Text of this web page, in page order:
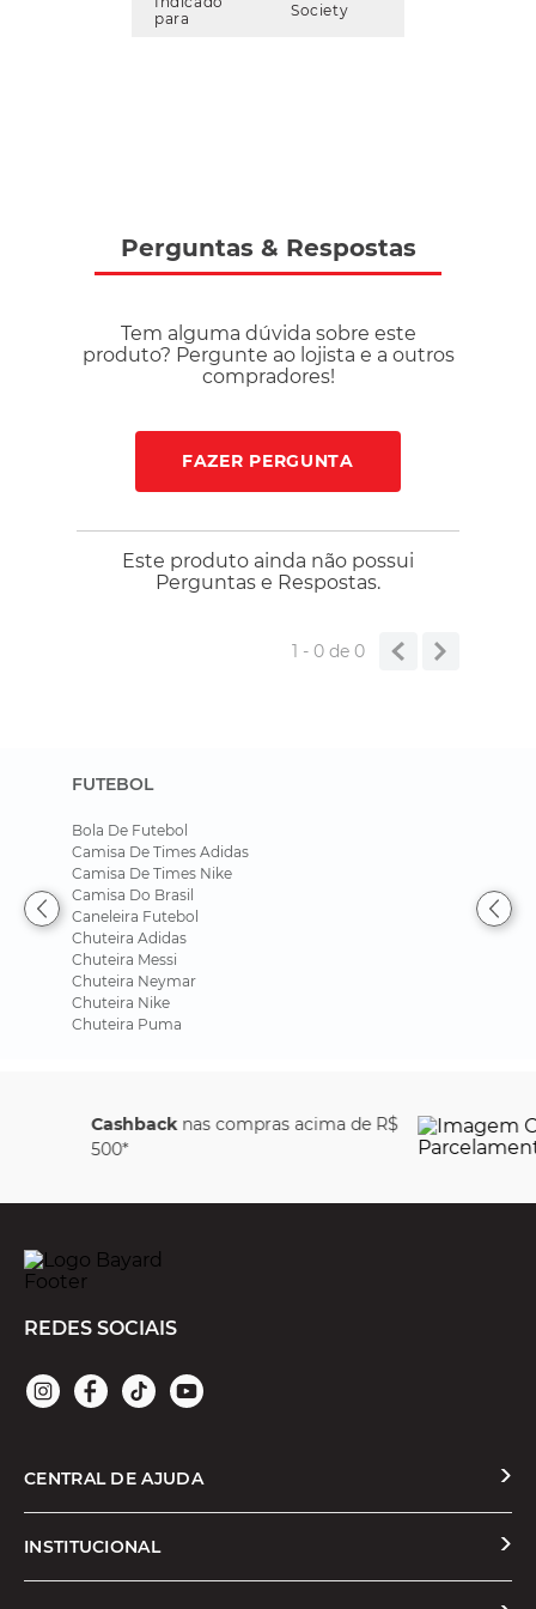
enquanto o Perfect Fit otimiza o ajuste e o conforto por meio
campo. Indicada exclusivamente para gramados sintéticos,
sua utilização em outras superfícies pode comprometer a
secagem à sombra e armazenamento em local arejado.
para
Society
Perguntas & Respostas
Tem alguma dúvida sobre este
produto? Pergunte ao lojista e a outros
compradores!
FAZER PERGUNTA
Este produto ainda não possui
Perguntas e Respostas.
1 - 0de 0
FUTEBOL
Bola De Futebol
Camisa De Times Adidas
Camisa De Times Nike
Camisa Do Brasil
Caneleira Futebol
Chuteira Adidas
Chuteira Messi
Chuteira Neymar
Chuteira Nike
Chuteira Puma
Parcele em até6x
REDES SOCIAIS
CENTRAL DE AJUDA
Solicitar Troca ou Devolução
INSTITUCIONAL